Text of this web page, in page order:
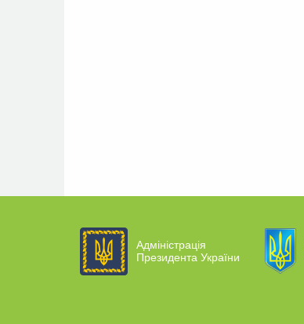
Адміністрація
Президента України